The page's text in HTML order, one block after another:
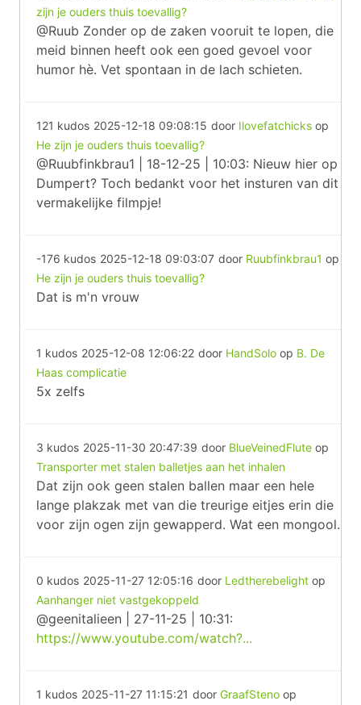
zijn je ouders thuis toevallig?
@Ruub Zonder op de zaken vooruit te lopen, die
meid binnen heeft ook een goed gevoel voor
humor hè. Vet spontaan in de lach schieten.
121 kudos 2025-12-18 09:08:15 door Ilovefatchicks op
He zijn je ouders thuis toevallig?
@Ruubfinkbrau1 | 18-12-25 | 10:03: Nieuw hier op
Dumpert? Toch bedankt voor het insturen van dit
vermakelijke filmpje!
-176 kudos 2025-12-18 09:03:07 door Ruubfinkbrau1 op
He zijn je ouders thuis toevallig?
Dat is m'n vrouw
1 kudos 2025-12-08 12:06:22 door HandSolo op B. De
Haas complicatie
5x zelfs
3 kudos 2025-11-30 20:47:39 door BlueVeinedFlute op
Transporter met stalen balletjes aan het inhalen
Dat zijn ook geen stalen ballen maar een hele
lange plakzak met van die treurige eitjes erin die
voor zijn ogen zijn gewapperd. Wat een mongool.
0 kudos 2025-11-27 12:05:16 door Ledtherebelight op
Aanhanger niet vastgekoppeld
@geenitalieen | 27-11-25 | 10:31:
https://www.youtube.com/watch?...
1 kudos 2025-11-27 11:15:21 door GraafSteno op